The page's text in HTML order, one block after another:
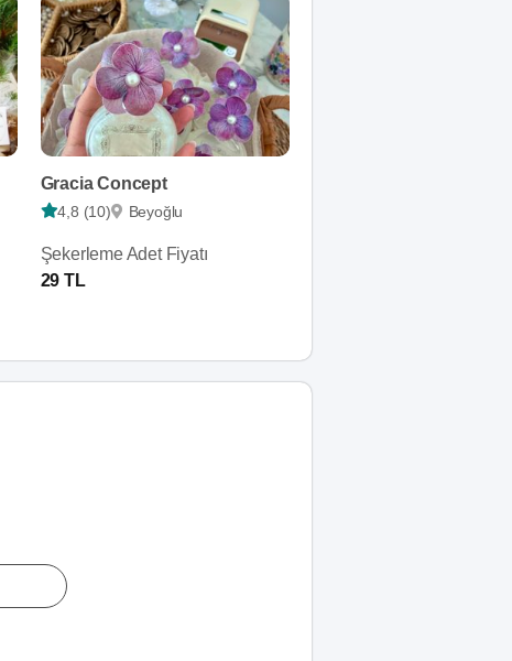
Gracia Concept
4,8 (10) Beyoğlu
Şekerleme Adet Fiyatı
29 TL